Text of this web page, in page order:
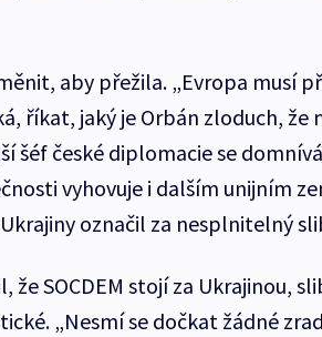
aby přežila. „Evropa musí
říkat, jaký je Orbán zloduch, že
šéf české diplomacie se
vyhovuje i dalším unijním
označil za nesplnitelný
že SOCDEM stojí za Ukrajinou,
„Nesmí se dočkat žádné